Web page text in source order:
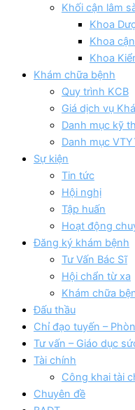
Khối cận lâm
Khoa
Khoa
Khoa
Khám chữa bệnh
Quy trình KCB
Giá dịch vụ
Danh mục kỹ
Danh mục
Sự kiện
Tin tức
Hội nghị
Tập huấn
Hoạt động
Đăng ký khám bệnh
Tư Vấn Bác Sĩ
Hội chẩn từ xa
Khám chữa
Đấu thầu
Chỉ đạo tuyến –
Tư vấn – Giáo dục
Tài chính
Công khai tài
Chuyên đề